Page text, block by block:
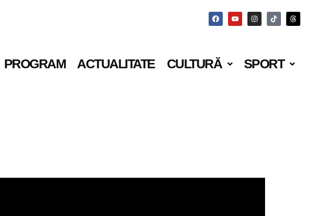
PROGRAM ACTUALITATE CULTURĂ SPORT